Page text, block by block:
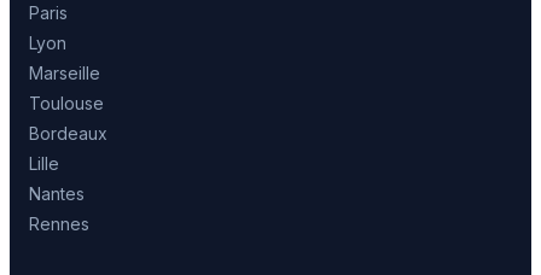
Paris
Lyon
Marseille
Toulouse
Bordeaux
Lille
Nantes
Rennes